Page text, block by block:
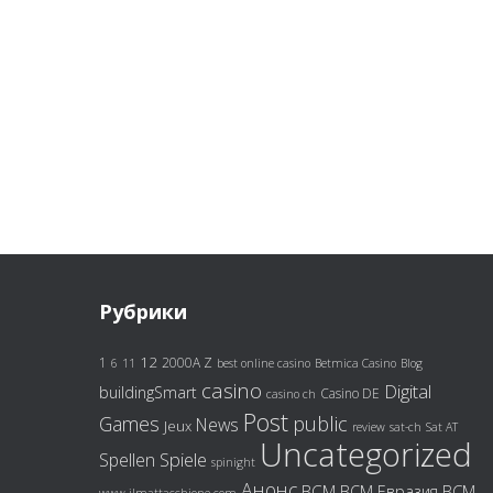
Рубрики
1 6 11 12 2000A Z best online casino Betmica Casino Blog
buildingSmart casino casino ch Casino DE Digital
Games Jeux News Post public review sat-ch Sat AT
Spellen Spiele spinight Uncategorized